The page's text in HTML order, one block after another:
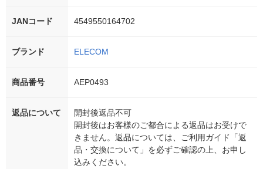
JANコード 4549550164702
ブランド ELECOM
商品番号 AEP0493
返品について
開封後返品不可
開封後はお客様のご都合による返品はお受けで
きません。返品については、ご利用ガイド「返
品・交換について」を必ずご確認の上、お申し
込みください。